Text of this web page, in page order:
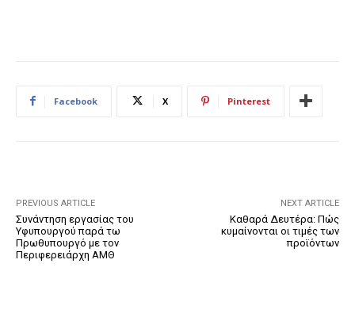
Facebook X Pinterest
PREVIOUS ARTICLE
Συνάντηση εργασίας του
Υφυπουργού παρά τω
Πρωθυπουργό με τον
Περιφερειάρχη ΑΜΘ
NEXT ARTICLE
Καθαρά Δευτέρα: Πώς
κυμαίνονται οι τιμές των
προϊόντων